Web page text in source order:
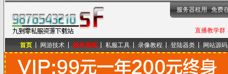
直播教学群
服务器租用 免费
首页 网游技术 服务器端 私服工具 录像教程 登陆器类 网站源码